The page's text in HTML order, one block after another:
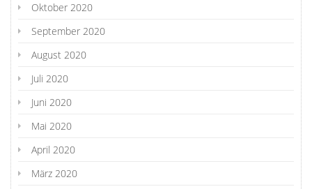
Oktober 2020
September 2020
August 2020
Juli 2020
Juni 2020
Mai 2020
April 2020
März 2020